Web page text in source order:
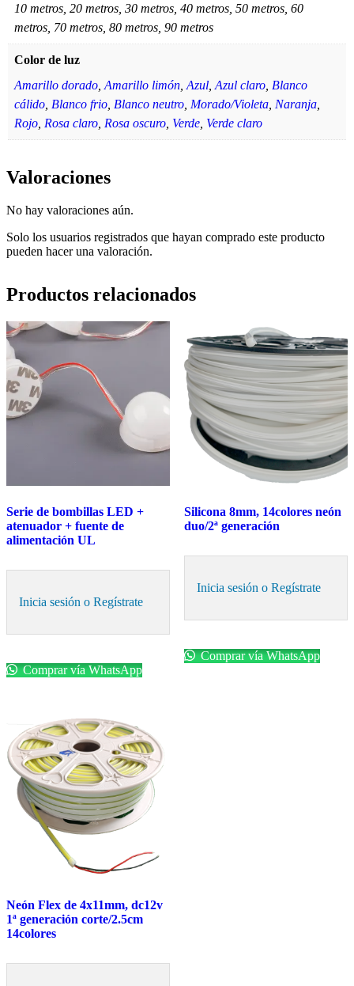
10 metros, 20 metros, 30 metros, 40 metros, 50 metros, 60
metros, 70 metros, 80 metros, 90 metros
Color de luz
Amarillo dorado Amarillo limón Azul Azul claro Blanco
cálido Blanco frio Blanco neutro Morado/Violeta Naranja
Rojo Rosa claro Rosa oscuro Verde Verde claro
Valoraciones
No hay valoraciones aún.
Solo los usuarios registrados que hayan comprado este producto
pueden hacer una valoración.
Productos relacionados
Serie de bombillas LED +
atenuador + fuente de
alimentación UL
Inicia sesión o Regístrate
Comprar vía WhatsApp
Silicona 8mm, 14colores neón
duo/2ª generación
Inicia sesión o Regístrate
Comprar vía WhatsApp
Neón Flex de 4x11mm, dc12v
1ª generación corte/2.5cm
14colores